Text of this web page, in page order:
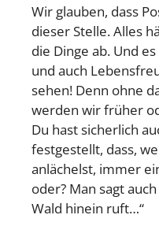
Wir glauben, dass
dieser Stelle. Alles
die Dinge ab. Und
und auch
sehen! Denn ohne
werden wir früher
Du hast sicherlich
festgestellt, dass,
anlächelst, immer
oder? Man sagt
Wald hinein ruft…“